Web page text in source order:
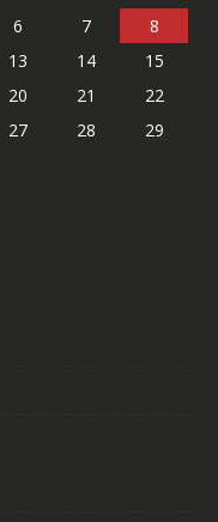
6 7
8
13 14
15
20 21
22
27 28
29